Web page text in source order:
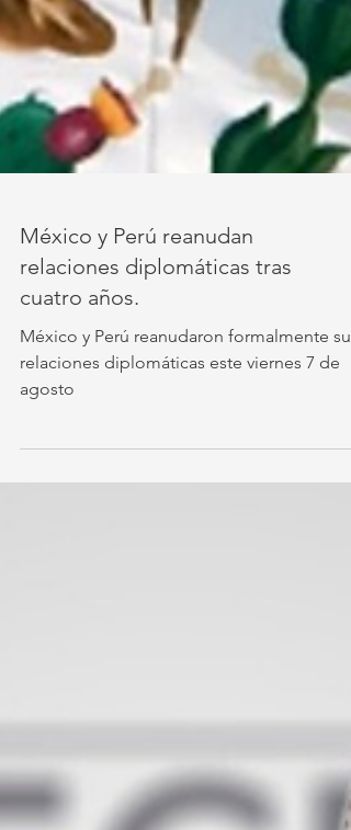
México y Perú reanudan
cuatro años.
México y Perú reanudaron formalmente sus